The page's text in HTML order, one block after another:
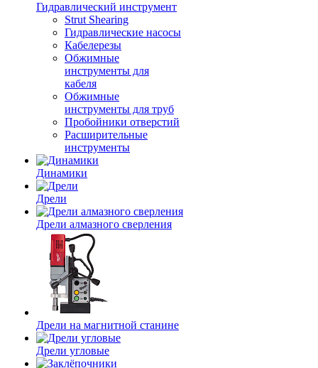
Гидравлический инструмент
Strut Shearing
Гидравлические насосы
Кабелерезы
Обжимные
инструменты для
кабеля
Обжимные
инструменты для труб
Пробойники отверстий
Расширительные
инструменты
Динамики
Дрели
Дрели алмазного сверления
Дрели на магнитной станине
Дрели угловые